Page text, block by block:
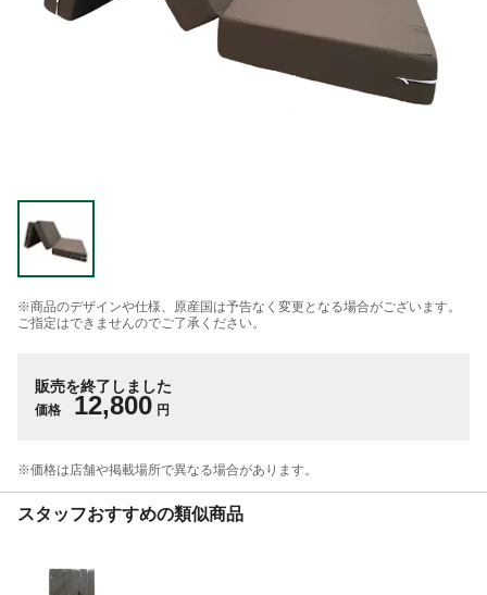
※商品のデザインや仕様、原産国は予告なく変更となる場合がございます。
ご指定はできませんのでご了承ください。
販売を終了しました
価格 12,800 円
※価格は​店舗や​掲載場所で​異なる​場合が​あります。
スタッフおすすめの類似商品